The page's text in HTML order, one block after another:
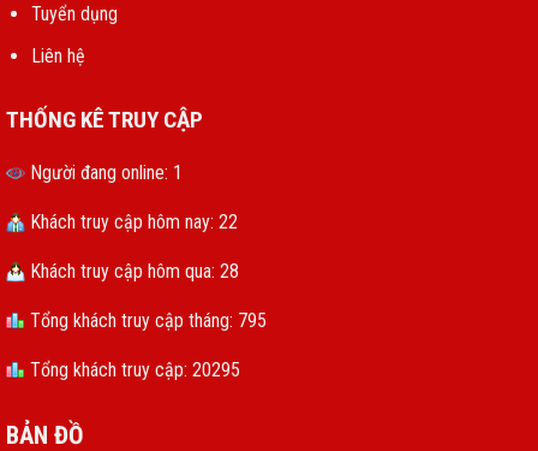
Tuyển dụng
Liên hệ
THỐNG KÊ TRUY CẬP
Người đang online: 1
Khách truy cập hôm nay: 22
Khách truy cập hôm qua: 28
Tổng khách truy cập tháng: 795
Tổng khách truy cập: 20295
BẢN ĐỒ